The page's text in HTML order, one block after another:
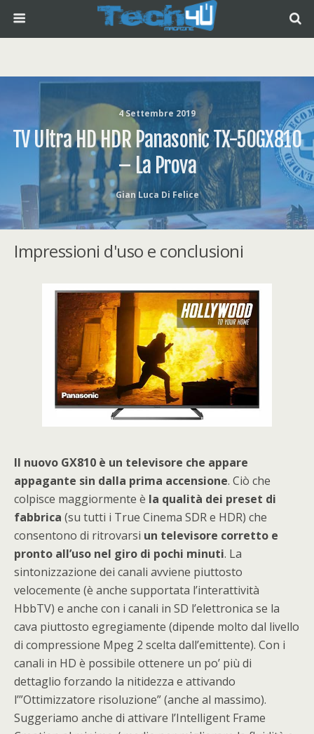
4 Settembre 2019
TV Ultra HD HDR Panasonic TX-50GX810
– La Prova
Gian Luca Di Felice
Impressioni d'uso e conclusioni
Il nuovo GX810 è un televisore che appare
appagante sin dalla prima accensione. Ciò che
colpisce maggiormente è la qualità dei preset di
fabbrica (su tutti i True Cinema SDR e HDR) che
consentono di ritrovarsi un televisore corretto e
pronto all’uso nel giro di pochi minuti. La
sintonizzazione dei canali avviene piuttosto
velocemente (è anche supportata l’interattività
HbbTV) e anche con i canali in SD l’elettronica se la
cava piuttosto egregiamente (dipende molto dal livello
di compressione Mpeg 2 scelta dall’emittente). Con i
canali in HD è possibile ottenere un po’ più di
dettaglio forzando la nitidezza e attivando
l’”Ottimizzatore risoluzione” (anche al massimo).
Suggeriamo anche di attivare l’Intelligent Frame